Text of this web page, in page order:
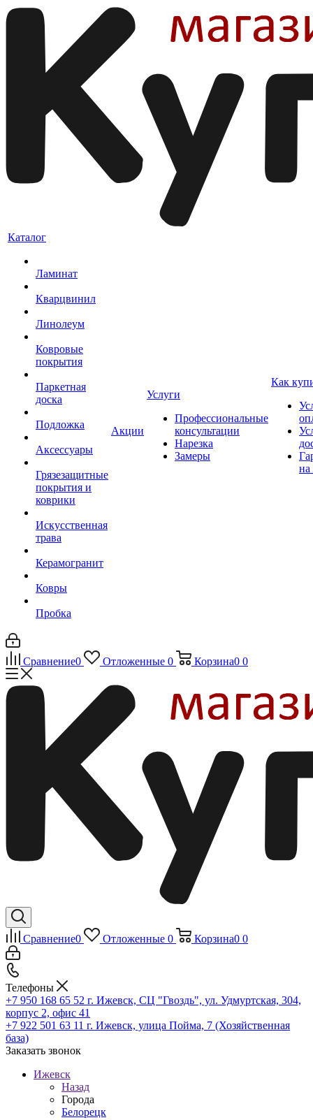
Каталог
Ламинат
Кварцвинил
Линолеум
Ковровые
покрытия
Паркетная
доска
Подложка
Аксессуары
Грязезащитные
покрытия и
коврики
Искусственная
трава
Керамогранит
Ковры
Пробка
Акции
Услуги
Профессиональные
консультации
Нарезка
Замеры
Как
на
Сравнение0 Отложенные 0 Корзина0 0
Сравнение0 Отложенные 0 Корзина0 0
Телефоны
+7 950 168 65 52 г. Ижевск, СЦ "Гвоздь", ул. Удмуртская, 304,
корпус 2, офис 41
+7 922 501 63 11 г. Ижевск, улица Пойма, 7 (Хозяйственная
база)
Заказать звонок
Ижевск
Назад
Города
Белорецк